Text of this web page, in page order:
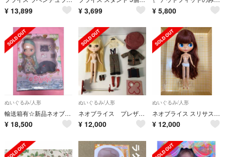
¥ 13,899 ¥ 3,699 ¥ 5,800
ぬいぐるみ/人形
輸送箱有☆新品ネオブライス☆フロートアウェイドリーム
¥ 18,500
ぬいぐるみ/人形
ネオブライス プレザントサプライズ
¥ 12,000
ぬいぐるみ/人形
ネオブライス スリサステナブル 中古 本体のみ
¥ 12,000